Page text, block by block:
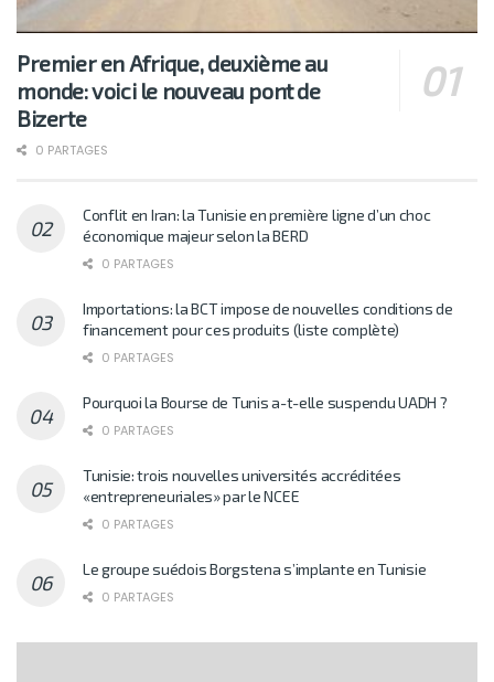
Premier en Afrique, deuxième au
monde: voici le nouveau pont de
Bizerte
0 PARTAGES
Conflit en Iran: la Tunisie en première ligne d’un choc
économique majeur selon la BERD
0 PARTAGES
Importations: la BCT impose de nouvelles conditions de
financement pour ces produits (liste complète)
0 PARTAGES
Pourquoi la Bourse de Tunis a-t-elle suspendu UADH ?
0 PARTAGES
Tunisie: trois nouvelles universités accréditées
«entrepreneuriales» par le NCEE
0 PARTAGES
Le groupe suédois Borgstena s’implante en Tunisie
0 PARTAGES